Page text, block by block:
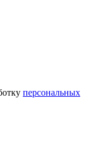
персональных